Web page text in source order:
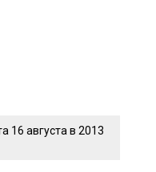
16 августа в 2013